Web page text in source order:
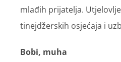
mlađih prijatelja.
tinejdžerskih osjećaja i
Bobi, muha